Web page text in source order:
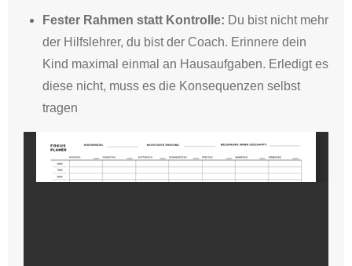
Fester Rahmen statt Kontrolle: Du bist nicht mehr
der Hilfslehrer, du bist der Coach. Erinnere dein
Kind maximal einmal an Hausaufgaben. Erledigt es
diese nicht, muss es die Konsequenzen selbst
tragen